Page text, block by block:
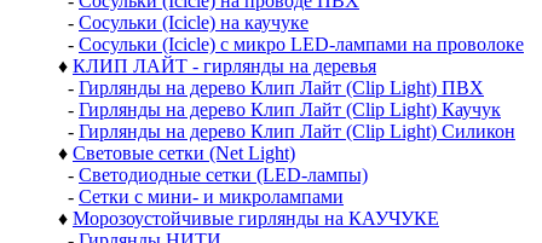
- Сосульки (Icicle) на каучуке
- Сосульки (Icicle) с микро LED-лампами на проволоке
♦ КЛИП ЛАЙТ - гирлянды на деревья
- Гирлянды на дерево Клип Лайт (Clip Light) ПВХ
- Гирлянды на дерево Клип Лайт (Clip Light) Каучук
- Гирлянды на дерево Клип Лайт (Clip Light) Силикон
♦ Световые сетки (Net Light)
- Светодиодные сетки (LED-лампы)
- Сетки с мини- и микролампами
♦ Морозоустойчивые гирлянды на КАУЧУКЕ